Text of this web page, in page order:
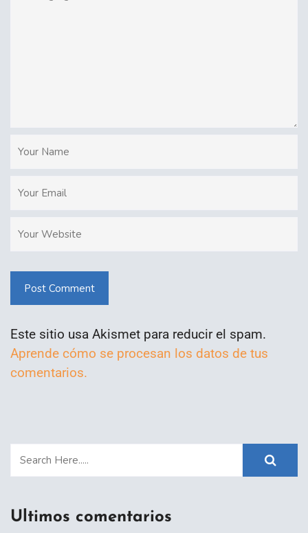
Post Comment
Este sitio usa Akismet para reducir el spam.
Aprende cómo se procesan los datos de tus
comentarios.
Ultimos comentarios